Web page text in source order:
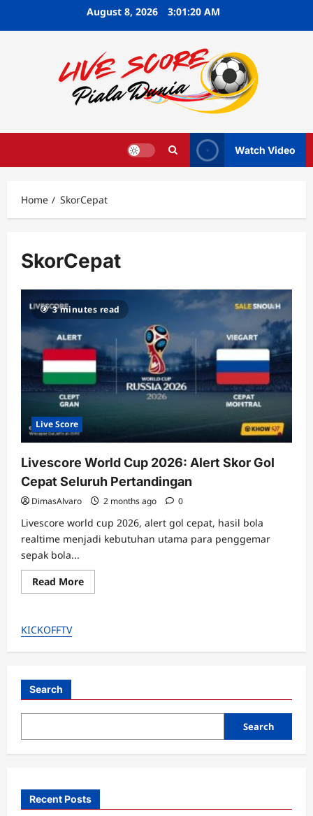
August 8, 2026 3:01:21 AM
Watch Video
Home SkorCepat
SkorCepat
3 minutes read
Live Score
Livescore World Cup 2026: Alert Skor Gol
Cepat Seluruh Pertandingan
DimasAlvaro 2 months ago 0
Livescore world cup 2026, alert gol cepat, hasil bola
realtime menjadi kebutuhan utama para penggemar
sepak bola...
Read MoreRead
more
Alert
Pertandingan
KICKOFFTV
Search
Search
Recent Posts